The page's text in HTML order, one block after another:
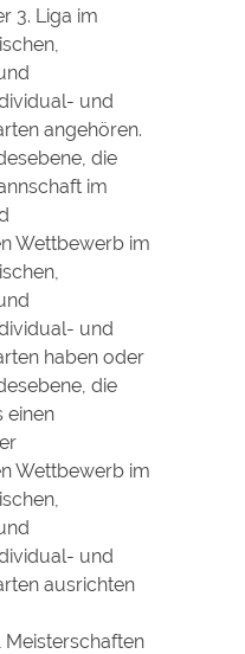
3. Liga im
und
angehören.
die
im
Wettbewerb im
und
haben oder
die
einen
Wettbewerb im
und
ausrichten
Meisterschaften